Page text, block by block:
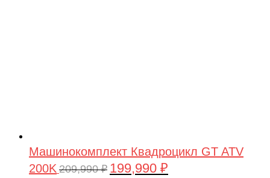
Машинокомплект Квадроцикл GT ATV
200K 209,990₽ Первоначальная
199,990 ₽